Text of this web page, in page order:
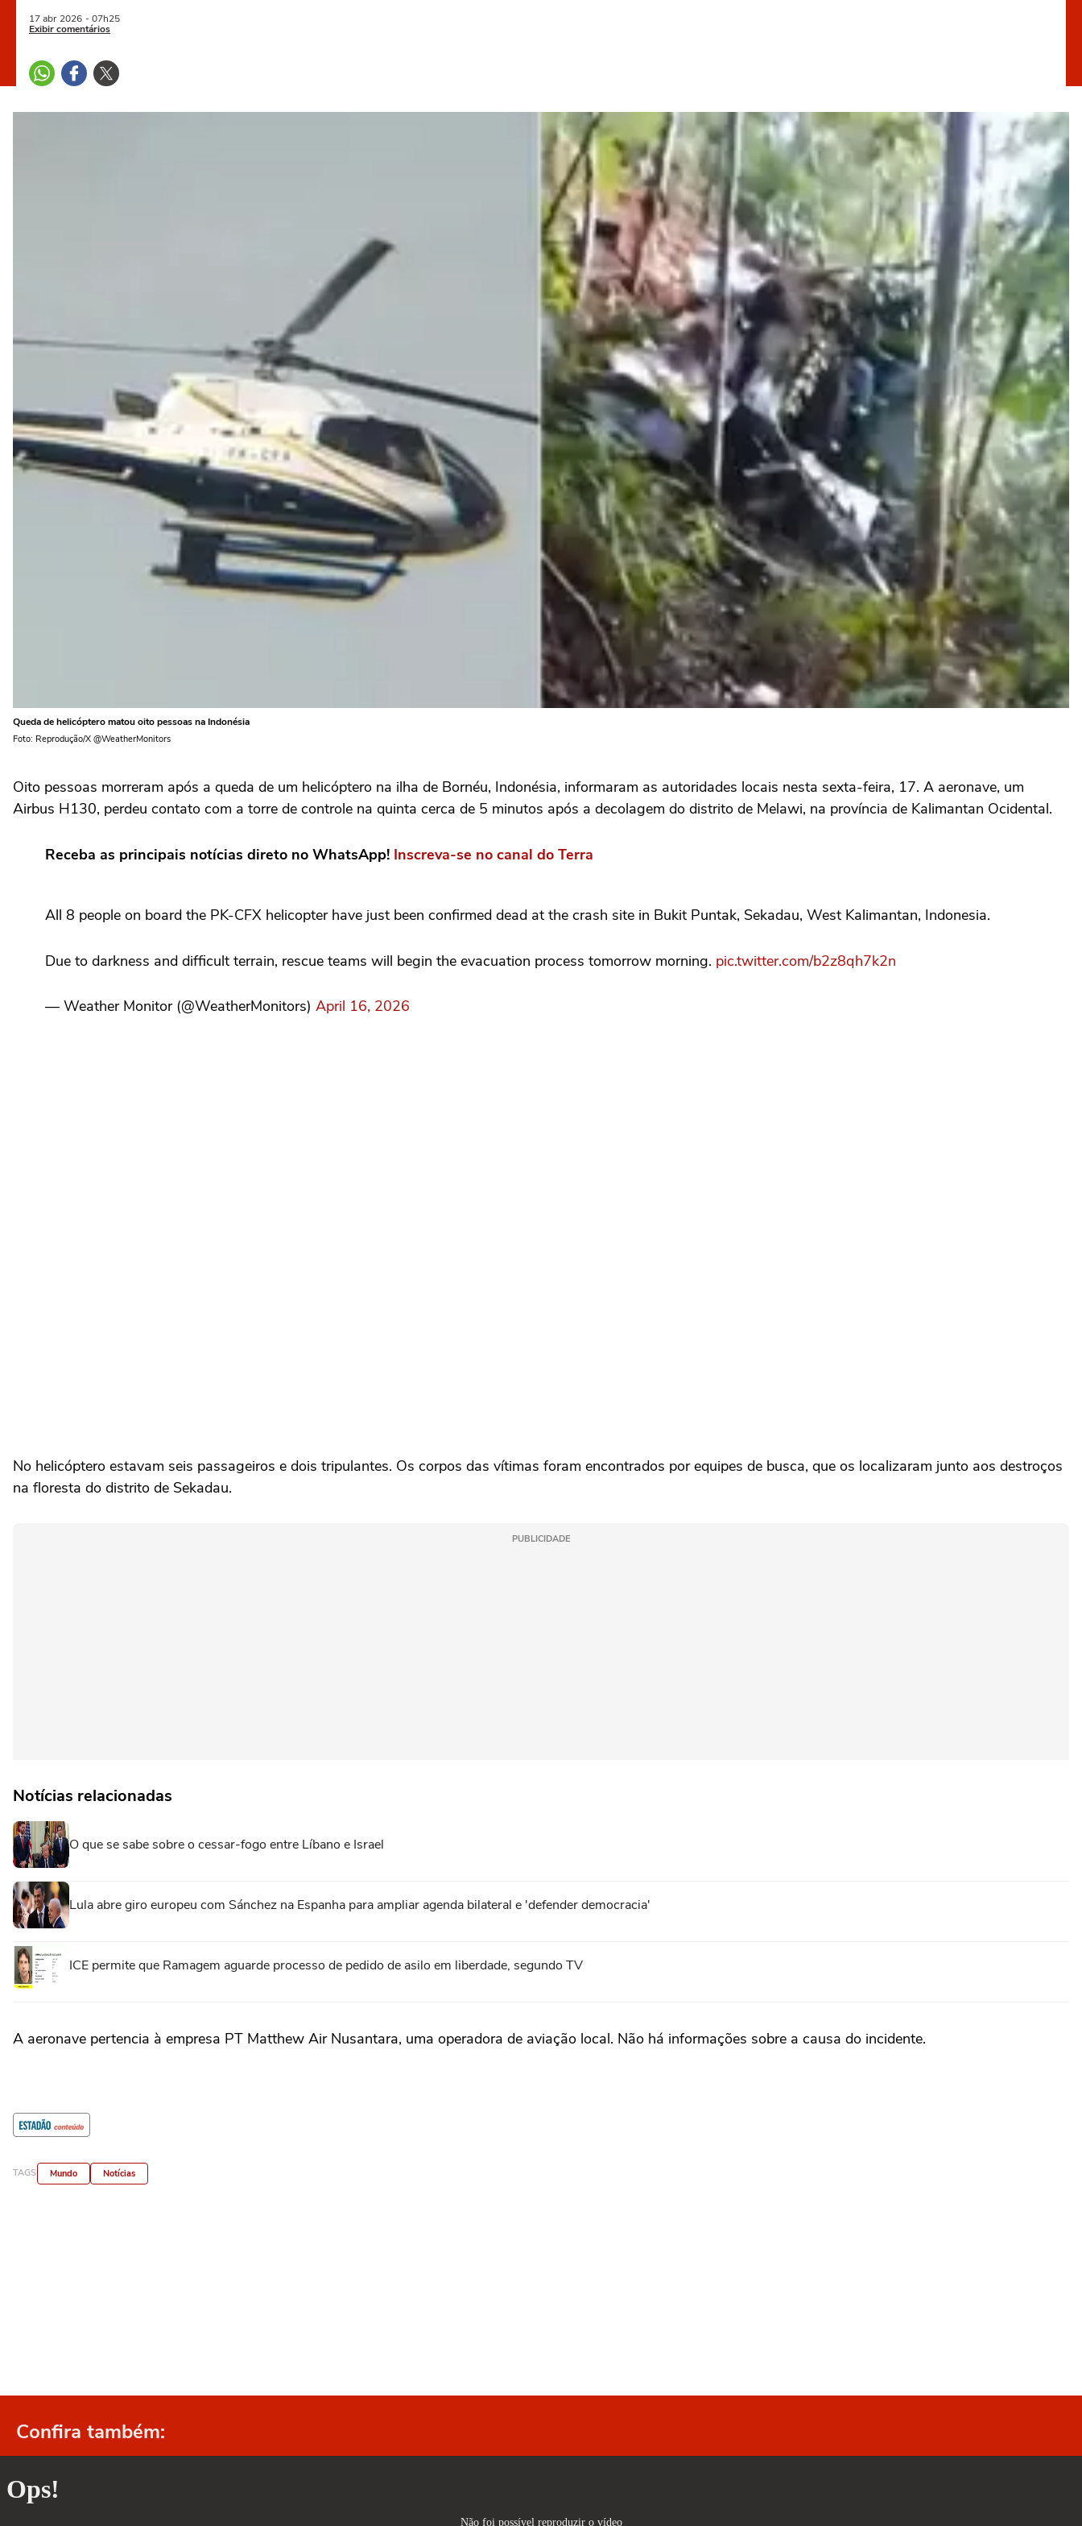
17 abr 2026 - 07h25
Exibir comentários
Queda de helicóptero matou oito pessoas na Indonésia
Foto: Reprodução/X @WeatherMonitors
Oito pessoas morreram após a queda de um helicóptero na ilha de Bornéu, Indonésia, informaram as autoridades locais nesta sexta-feira, 17. A aeronave, um
Airbus H130, perdeu contato com a torre de controle na quinta cerca de 5 minutos após a decolagem do distrito de Melawi, na província de Kalimantan Ocidental.
Receba as principais notícias direto no WhatsApp! Inscreva-se no canal do Terra
All 8 people on board the PK-CFX helicopter have just been confirmed dead at the crash site in Bukit Puntak, Sekadau, West Kalimantan, Indonesia.
Due to darkness and difficult terrain, rescue teams will begin the evacuation process tomorrow morning. pic.twitter.com/b2z8qh7k2n
— Weather Monitor (@WeatherMonitors) April 16, 2026
No helicóptero estavam seis passageiros e dois tripulantes. Os corpos das vítimas foram encontrados por equipes de busca, que os localizaram junto aos destroços
na floresta do distrito de Sekadau.
PUBLICIDADE
Notícias relacionadas
O que se sabe sobre o cessar-fogo entre Líbano e Israel
Lula abre giro europeu com Sánchez na Espanha para ampliar agenda bilateral e 'defender democracia'
ICE permite que Ramagem aguarde processo de pedido de asilo em liberdade, segundo TV
A aeronave pertencia à empresa PT Matthew Air Nusantara, uma operadora de aviação local. Não há informações sobre a causa do incidente.
TAGS Mundo Notícias
Confira também: